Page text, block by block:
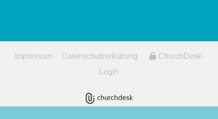
Impressum Datenschutzerklärung
ChurchDesk-
Login